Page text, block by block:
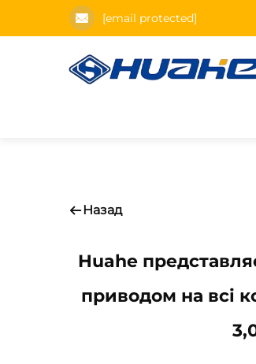
[email protected]
Назад
Huahe
приводом на всі